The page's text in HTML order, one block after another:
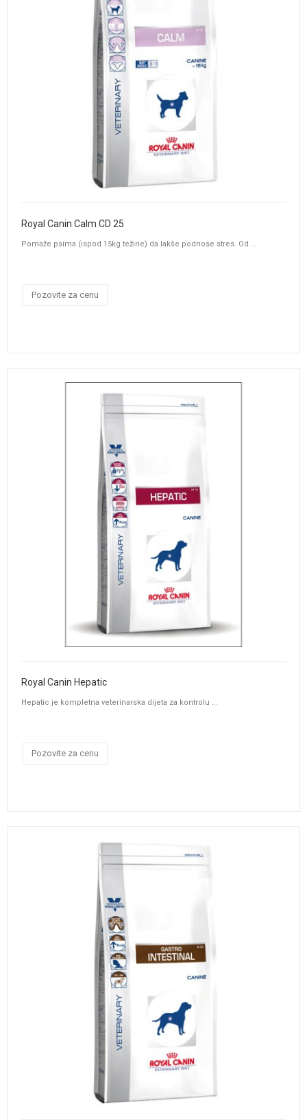
Royal Canin Calm CD 25
Pomaže psima (ispod 15kg težine) da lakše podnose stres. Od ...
Pozovite za cenu
Royal Canin Hepatic
Hepatic je kompletna veterinarska dijeta za kontrolu ...
Pozovite za cenu